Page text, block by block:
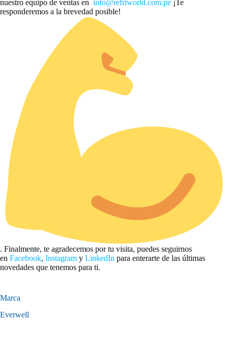
nuestro equipo de ventas en info@refriworld.com.pe ¡Te
responderemos a la brevedad posible!
. Finalmente, te agradecemos por tu visita, puedes seguirnos
en Facebook, Instagram y LinkedIn para enterarte de las últimas
novedades que tenemos para ti.
Marca
Everwell